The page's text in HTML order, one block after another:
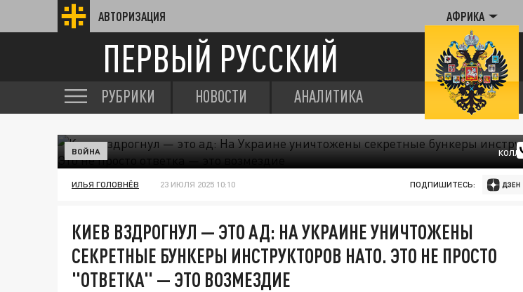
АВТОРИЗАЦИЯ АФРИКА
ПЕРВЫЙ РУССКИЙ
РУБРИКИ НОВОСТИ АНАЛИТИКА
ВОЙНА
ИЛЬЯ ГОЛОВНЁВ 23 ИЮЛЯ 2025 10:10 ПОДПИШИТЕСЬ:
КИЕВ ВЗДРОГНУЛ — ЭТО АД: НА УКРАИНЕ УНИЧТОЖЕНЫ
СЕКРЕТНЫЕ БУНКЕРЫ ИНСТРУКТОРОВ НАТО. ЭТО НЕ ПРОСТО
"ОТВЕТКА" — ЭТО ВОЗМЕЗДИЕ